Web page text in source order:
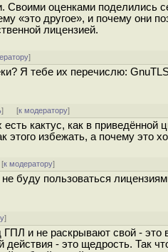
Своими оценками поделились
«это другое», и почему они
лицензией.
]
Я тебе их перечислю:
] [к модератору]
кактус, как в приведённой
избежать, а почему это
к модератору]
буду пользоваться
]
и не раскрывают свой - это
- это щедрость. Так